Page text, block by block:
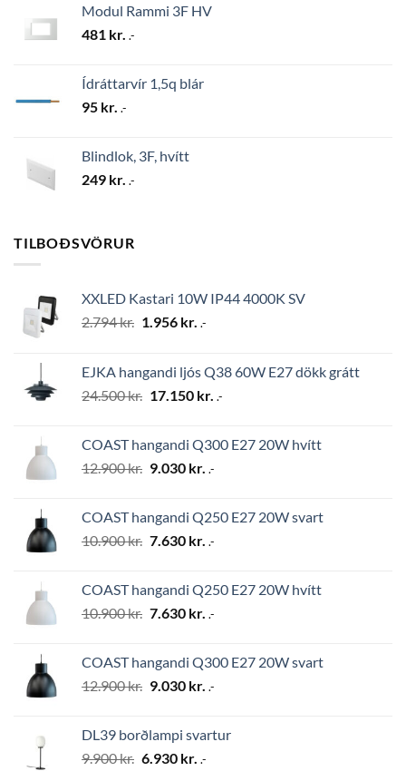
Modul Rammi 3F HV
481 kr. .-
Ídráttarvír 1,5q blár
95 kr. .-
Blindlok, 3F, hvítt
249 kr. .-
TILBOÐSVÖRUR
XXLED Kastari 10W IP44 4000K SV
2.794kr. Original
2.794 kr..
1.956 kr. Current
1.956 kr..
.-
EJKA hangandi ljós Q38 60W E27 dökk grátt
24.500kr. Original
24.500 kr..
17.150 kr. Current
17.150 kr..
.-
COAST hangandi Q300 E27 20W hvítt
12.900kr. Original
12.900 kr..
9.030 kr. Current
9.030 kr..
.-
COAST hangandi Q250 E27 20W svart
10.900kr. Original
10.900 kr..
7.630 kr. Current
7.630 kr..
.-
COAST hangandi Q250 E27 20W hvítt
10.900kr. Original
10.900 kr..
7.630 kr. Current
7.630 kr..
.-
COAST hangandi Q300 E27 20W svart
12.900kr. Original
12.900 kr..
9.030 kr. Current
9.030 kr..
.-
DL39 borðlampi svartur
9.900kr. Original
6.930 kr. Current
.-